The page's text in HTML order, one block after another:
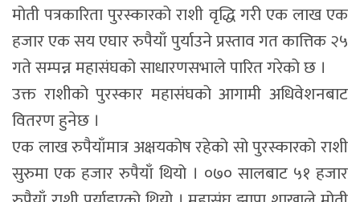
मोती पत्रकारिता पुरस्कारको राशी वृद्धि गरी एक लाख एक
हजार एक सय एघार रुपैयाँ पुर्याउने प्रस्ताव गत कात्तिक २५
गते सम्पन्न महासंघको साधारणसभाले पारित गरेको छ ।
उक्त राशीको पुरस्कार महासंघको आगामी अधिवेशनबाट
वितरण हुनेछ ।
एक लाख रुपैयाँमात्र अक्षयकोष रहेको सो पुरस्कारको राशी
सुरुमा एक हजार रुपैयाँ थियो । ०७० सालबाट ५१ हजार